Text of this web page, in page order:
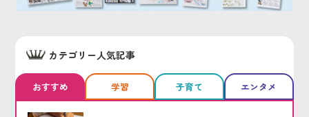
カテゴリー人気記事
おすすめ 学習 子育て エンタメ